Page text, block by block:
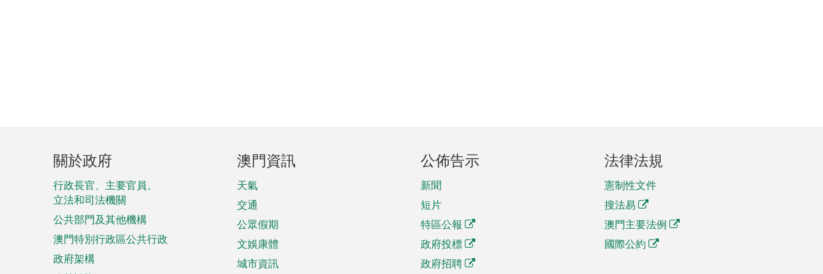
頁
腳
菜
單
關於政府
行政長官、主要官員、
立法和司法機關
公共部門及其他機構
澳門特別行政區公共行政
政府架構
澳門資訊
天氣
交通
公眾假期
文娛康體
城市資訊
公佈告示
新聞
短片
特區公報
政府投標
政府招聘
法律法規
憲制性文件
搜法易
澳門主要法例
國際公約